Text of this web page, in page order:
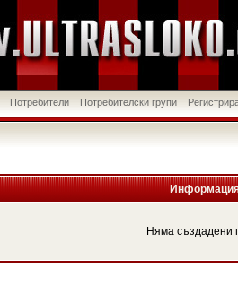
Потребители Потребителски групи
Няма създадени